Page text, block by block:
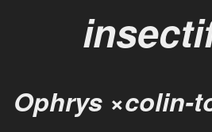
Ophrys ×colin-